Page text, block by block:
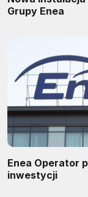
Grupy Enea
Enea Operator
inwestycji